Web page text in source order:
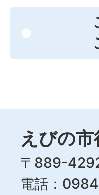
えびの
〒889-
電話：